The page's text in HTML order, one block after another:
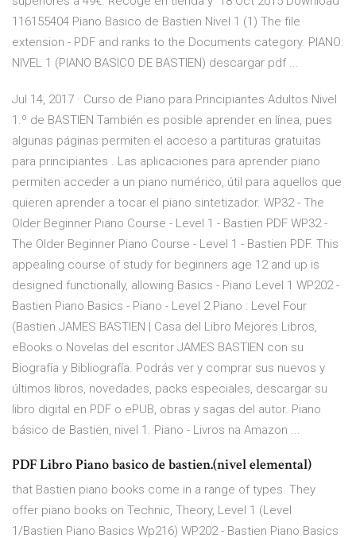
116155404 Piano Basico de Bastien Nivel 1 (1) The file
extension - PDF and ranks to the Documents category. PIANO:
NIVEL 1 (PIANO BASICO DE BASTIEN) descargar pdf ...
Jul 14, 2017 · Curso de Piano para Principiantes Adultos Nivel
1.º de BASTIEN También es posible aprender en línea, pues
algunas páginas permiten el acceso a partituras gratuitas
para principiantes . Las aplicaciones para aprender piano
permiten acceder a un piano numérico, útil para aquellos que
quieren aprender a tocar el piano sintetizador. WP32 - The
Older Beginner Piano Course - Level 1 - Bastien PDF WP32 -
The Older Beginner Piano Course - Level 1 - Bastien PDF. This
appealing course of study for beginners age 12 and up is
designed functionally, allowing Basics - Piano Level 1 WP202 -
Bastien Piano Basics - Piano - Level 2 Piano : Level Four
(Bastien JAMES BASTIEN | Casa del Libro Mejores Libros,
eBooks o Novelas del escritor JAMES BASTIEN con su
Biografía y Bibliografía. Podrás ver y comprar sus nuevos y
últimos libros, novedades, packs especiales, descargar su
libro digital en PDF o ePUB, obras y sagas del autor. Piano
básico de Bastien, nivel 1. Piano - Livros na Amazon ...
PDF Libro Piano basico de bastien.(nivel elemental)
that Bastien piano books come in a range of types. They
offer piano books on Technic, Theory, Level 1 (Level
1/Bastien Piano Basics Wp216) WP202 - Bastien Piano Basics